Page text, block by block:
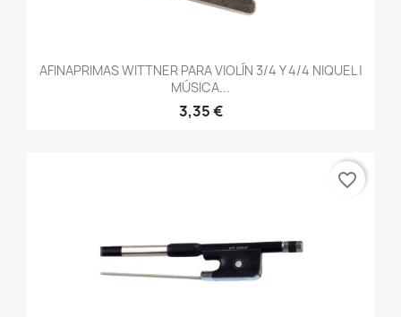
AFINAPRIMAS WITTNER PARA VIOLÍN 3/4 Y 4/4 NIQUEL |
MÚSICA...
3,35 €
favorite_border